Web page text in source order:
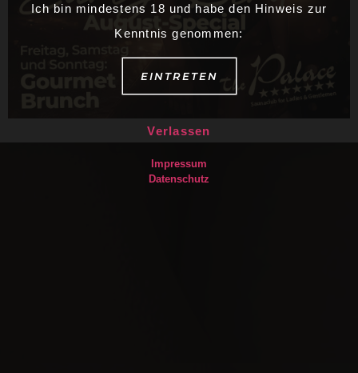
Ich bin mindestens 18 und habe den Hinweis zur
Kenntnis genommen:
EINTRETEN
Verlassen
Impressum
Datenschutz